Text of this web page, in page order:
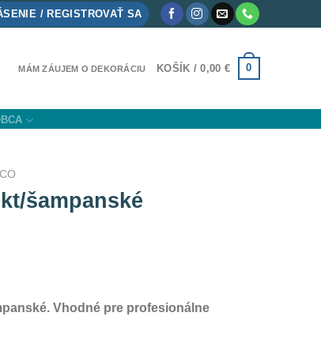
/ REGISTROVAŤ SA
MÁM ZÁUJEM O DEKORÁCIU KOŠÍK /0,00 € 0
šampanské
Vhodné pre profesionálne